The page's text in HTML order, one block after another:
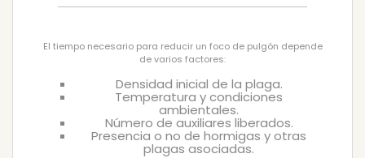
El tiempo necesario para reducir un foco de pulgón depende
de varios factores:
Densidad inicial de la plaga.
Temperatura y condiciones
ambientales.
Número de auxiliares liberados.
Presencia o no de hormigas y otras
plagas asociadas.